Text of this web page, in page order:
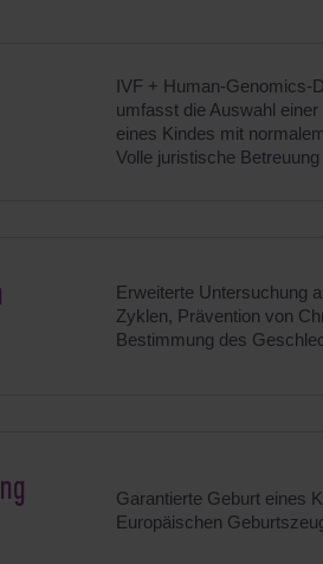
IVF + Human-Genomics-
umfasst die Auswahl
eines Kindes mit
Volle juristische
Erweiterte Untersuchung
Zyklen, Prävention von
Bestimmung des
Garantierte Geburt eines
Europäischen